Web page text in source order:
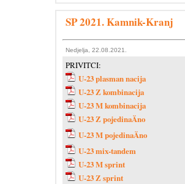
SP 2021. Kamnik-Kranj
Nedjelja, 22.08.2021.
PRIVITCI:
U-23 plasman nacija
U-23 Z kombinacija
U-23 M kombinacija
U-23 Z pojedinaÄno
U-23 M pojedinaÄno
U-23 mix-tandem
U-23 M sprint
U-23 Z sprint